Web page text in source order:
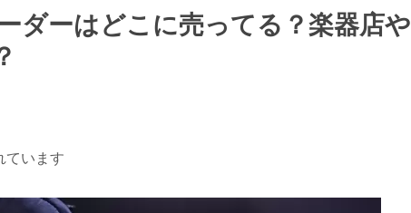
ダーはどこに売ってる？楽器店や
ています